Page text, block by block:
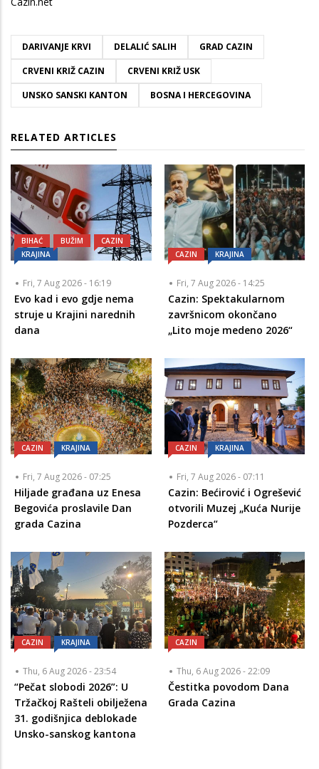
DARIVANJE KRVI DELALIĆ SALIH
GRAD CAZIN
CRVENI KRIŽ CAZIN
CRVENI KRIŽ USK
UNSKO SANSKI KANTON
BOSNA I HERCEGOVINA
RELATED ARTICLES
BIHAĆ BUŽIM
CAZIN
KRAJINA
Fri, 7 Aug 2026 - 16:19
Evo kad i evo gdje nema
struje u Krajini narednih
dana
CAZIN KRAJINA
Fri, 7 Aug 2026 - 14:25
Cazin: Spektakularnom
završnicom okončano
„Lito moje medeno 2026“
CAZIN KRAJINA
Fri, 7 Aug 2026 - 07:25
Hiljade građana uz Enesa
Begovića proslavile Dan
grada Cazina
CAZIN KRAJINA
Fri, 7 Aug 2026 - 07:11
Cazin: Bećirović i Ogrešević
otvorili Muzej „Kuća Nurije
Pozderca“
CAZIN KRAJINA
Thu, 6 Aug 2026 - 23:54
“Pečat slobodi 2026”: U
Tržačkoj Rašteli obilježena
31. godišnjica deblokade
Unsko-sanskog kantona
CAZIN
Thu, 6 Aug 2026 - 22:09
Čestitka povodom Dana
Grada Cazina